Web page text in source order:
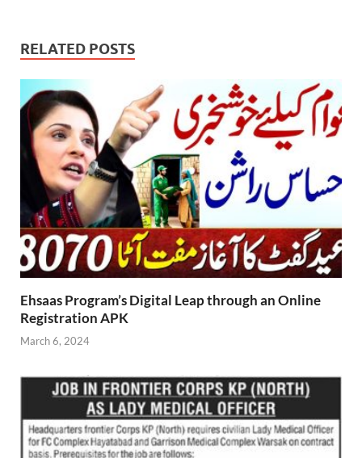
RELATED POSTS
Ehsaas Program’s Digital Leap through an Online
Registration APK
March 6, 2024